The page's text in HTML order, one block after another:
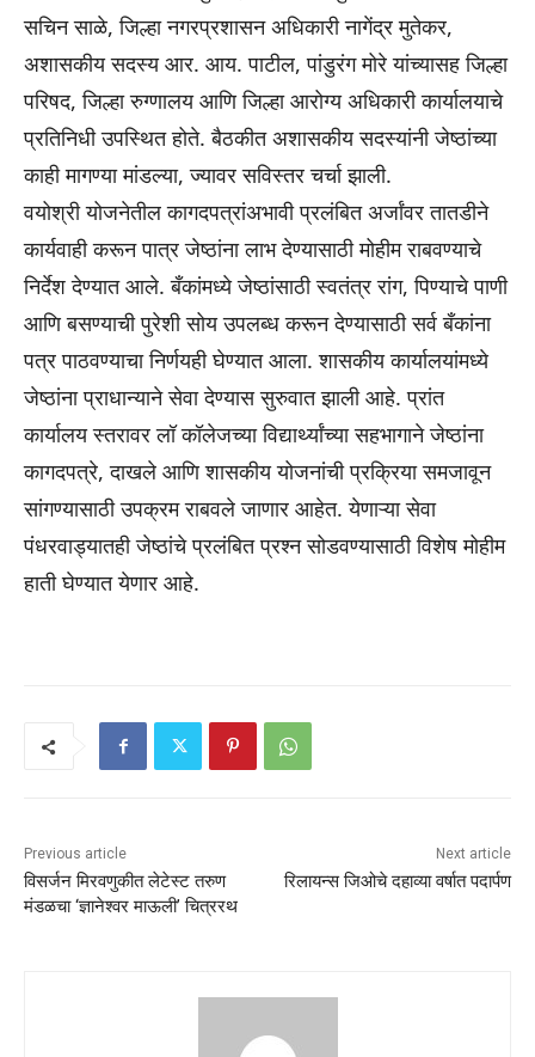
सचिन साळे, जिल्हा नगरप्रशासन अधिकारी नागेंद्र मुतेकर,
अशासकीय सदस्य आर. आय. पाटील, पांडुरंग मोरे यांच्यासह जिल्हा
परिषद, जिल्हा रुग्णालय आणि जिल्हा आरोग्य अधिकारी कार्यालयाचे
प्रतिनिधी उपस्थित होते. बैठकीत अशासकीय सदस्यांनी जेष्ठांच्या
काही मागण्या मांडल्या, ज्यावर सविस्तर चर्चा झाली.
वयोश्री योजनेतील कागदपत्रांअभावी प्रलंबित अर्जांवर तातडीने
कार्यवाही करून पात्र जेष्ठांना लाभ देण्यासाठी मोहीम राबवण्याचे
निर्देश देण्यात आले. बँकांमध्ये जेष्ठांसाठी स्वतंत्र रांग, पिण्याचे पाणी
आणि बसण्याची पुरेशी सोय उपलब्ध करून देण्यासाठी सर्व बँकांना
पत्र पाठवण्याचा निर्णयही घेण्यात आला. शासकीय कार्यालयांमध्ये
जेष्ठांना प्राधान्याने सेवा देण्यास सुरुवात झाली आहे. प्रांत
कार्यालय स्तरावर लॉ कॉलेजच्या विद्यार्थ्यांच्या सहभागाने जेष्ठांना
कागदपत्रे, दाखले आणि शासकीय योजनांची प्रक्रिया समजावून
सांगण्यासाठी उपक्रम राबवले जाणार आहेत. येणाऱ्या सेवा
पंधरवाड्यातही जेष्ठांचे प्रलंबित प्रश्न सोडवण्यासाठी विशेष मोहीम
हाती घेण्यात येणार आहे.
Previous article
विसर्जन मिरवणुकीत लेटेस्ट तरुण
मंडळचा ‘ज्ञानेश्वर माऊली’ चित्ररथ
Next article
रिलायन्स जिओचे दहाव्या वर्षात पदार्पण